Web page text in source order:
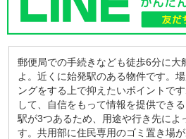
郵便局での手続きなども徒歩6分に大
よ。近くに始発駅のある物件です。
ングをする上で抑えたいポイントで
して、自信をもって情報を提供でき
駅が3つあるため、用途や行き先によ
す。共用部に住民専用のゴミ置き場